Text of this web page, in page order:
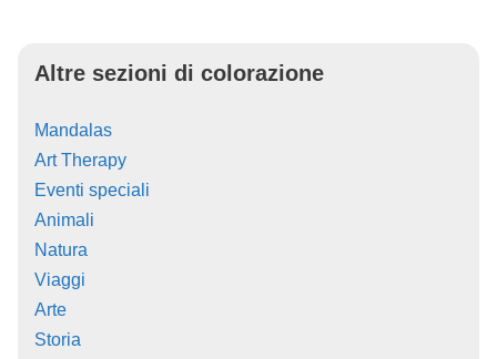
Altre sezioni di colorazione
Mandalas
Art Therapy
Eventi speciali
Animali
Natura
Viaggi
Arte
Storia